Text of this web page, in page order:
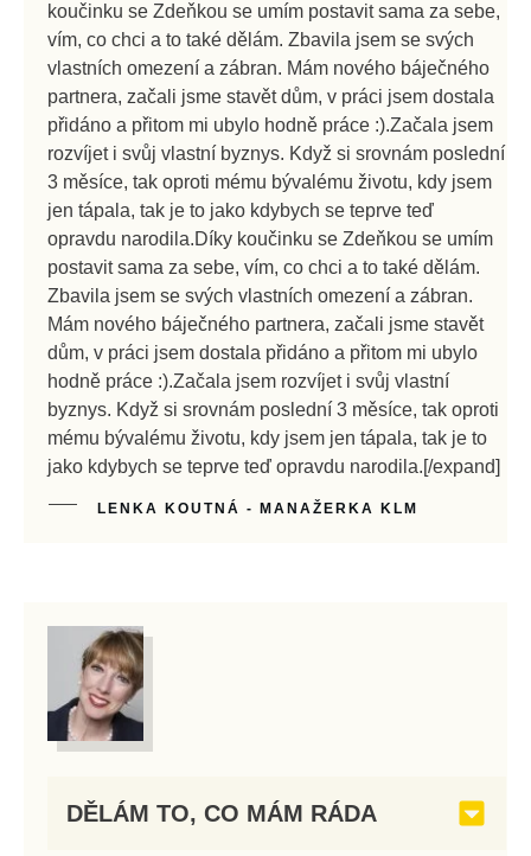
koučinku se Zdeňkou se umím postavit sama za sebe,
vím, co chci a to také dělám. Zbavila jsem se svých
vlastních omezení a zábran. Mám nového báječného
partnera, začali jsme stavět dům, v práci jsem dostala
přidáno a přitom mi ubylo hodně práce :).Začala jsem
rozvíjet i svůj vlastní byznys. Když si srovnám poslední
3 měsíce, tak oproti mému bývalému životu, kdy jsem
jen tápala, tak je to jako kdybych se teprve teď
opravdu narodila.Díky koučinku se Zdeňkou se umím
postavit sama za sebe, vím, co chci a to také dělám.
Zbavila jsem se svých vlastních omezení a zábran.
Mám nového báječného partnera, začali jsme stavět
dům, v práci jsem dostala přidáno a přitom mi ubylo
hodně práce :).Začala jsem rozvíjet i svůj vlastní
byznys. Když si srovnám poslední 3 měsíce, tak oproti
mému bývalému životu, kdy jsem jen tápala, tak je to
jako kdybych se teprve teď opravdu narodila.[/expand]
LENKA KOUTNÁ - MANAŽERKA KLM
DĚLÁM TO, CO MÁM RÁDA